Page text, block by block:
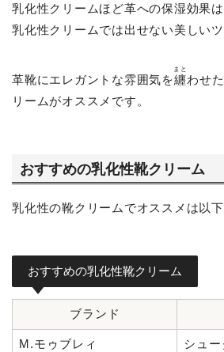
乳化性クリームほど革への保湿効果
乳化性クリームでは出せない美しい
革靴にエレガントな雰囲気を纏
まと
わせ
リームがオススメです。
おすすめの乳化性靴クリーム
乳化性の靴クリームでオススメは以下
おすすめの乳化性靴クリーム
ブランド
M.モゥブレィ シュ